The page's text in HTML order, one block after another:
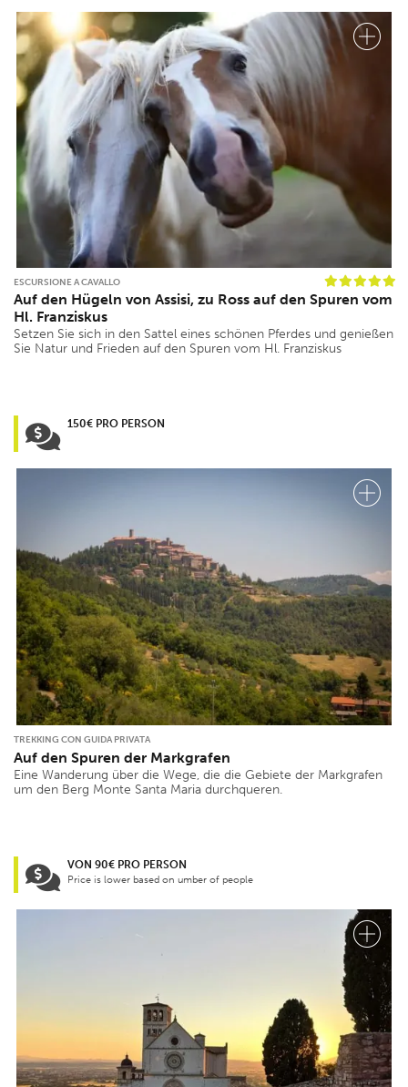
ESCURSIONE A CAVALLO
Auf den Hügeln von Assisi, zu Ross auf den Spuren vom
Hl. Franziskus
Setzen Sie sich in den Sattel eines schönen Pferdes und genießen
Sie Natur und Frieden auf den Spuren vom Hl. Franziskus
150€ PRO PERSON
TREKKING CON GUIDA PRIVATA
Auf den Spuren der Markgrafen
Eine Wanderung über die Wege, die die Gebiete der Markgrafen
um den Berg Monte Santa Maria durchqueren.
VON 90€ PRO PERSON
Price is lower based on umber of people